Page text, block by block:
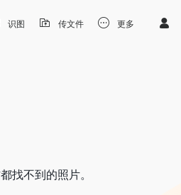
识图 传文件 更多
找不到的照片。